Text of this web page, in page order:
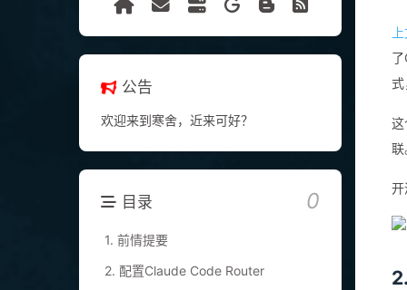
式
联
开
公告
欢迎来到寒舍，近来可好？
目录 0
1. 前情提要
2. 配置Claude Code Router